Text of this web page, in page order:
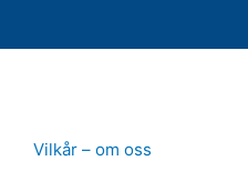
Vilkår – om oss